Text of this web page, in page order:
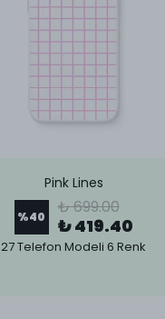
Pink Lines
%40 ₺ 699.00
₺ 419.40
27 Telefon Modeli 6 Renk